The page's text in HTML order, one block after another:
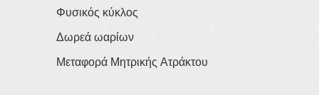
Φυσικός κύκλος
Δωρεά ωαρίων
Μεταφορά Μητρικής Ατράκτου